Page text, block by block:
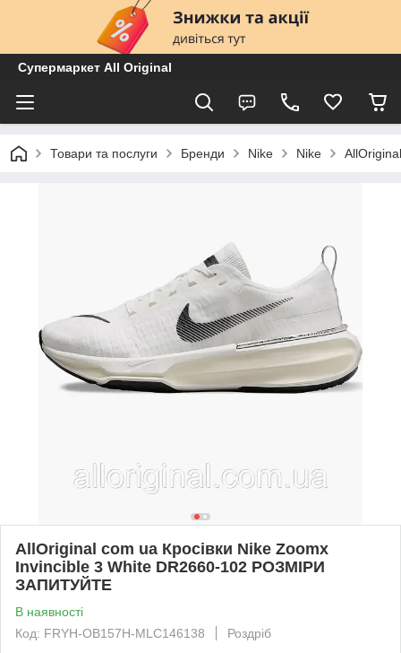
Супермаркет All Original
Товари та послуги Бренди Nike Nike
AllOriginal com ua Кросівки Nike Zoomx
Invincible 3 White DR2660-102 РОЗМІРИ
ЗАПИТУЙТЕ
В наявності
Код: FRYH-OB157H-MLC146138
Роздріб